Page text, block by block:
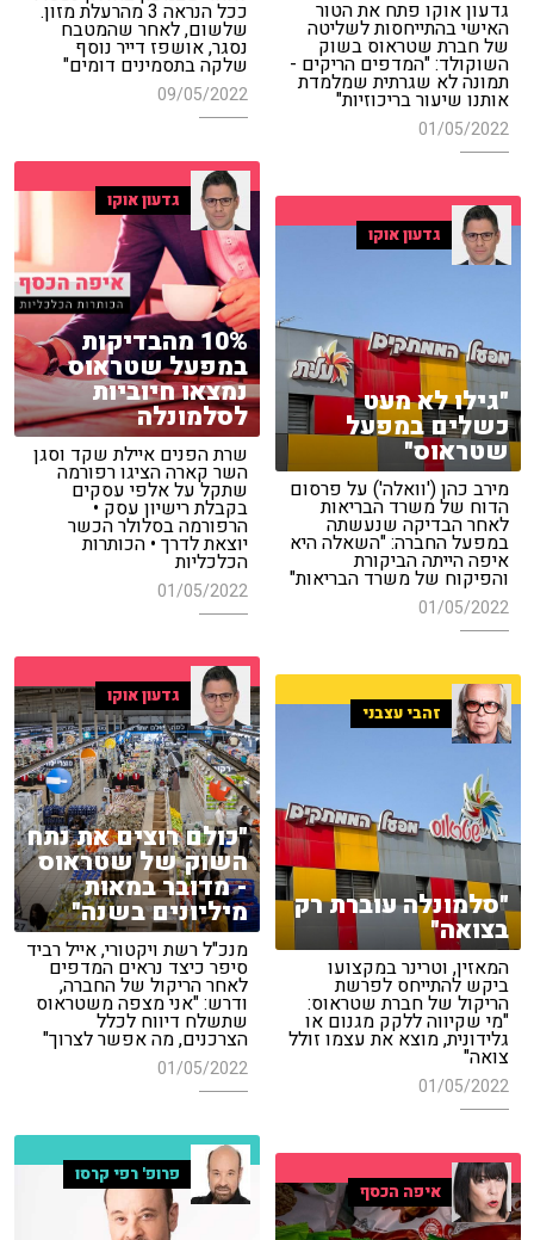
ככל הנראה 3 מהרעלת מזון.
שלשום, לאחר שהמטבח
נסגר, אושפז דייר נוסף
שלקה בתסמינים דומים"
09/05/2022
גדעון אוקו פתח את הטור
האישי בהתייחסות לשליטה
של חברת שטראוס בשוק
השוקולד: "המדפים הריקים -
תמונה לא שגרתית שמלמדת
אותנו שיעור בריכוזיות"
01/05/2022
גדעון אוקו
10% מהבדיקות
במפעל שטראוס
נמצאו חיוביות
לסלמונלה
שרת הפנים איילת שקד וסגן
השר קארה הציגו רפורמה
שתקל על אלפי עסקים
בקבלת רישיון עסק •
הרפורמה בסלולר הכשר
יוצאת לדרך • הכותרות
הכלכליות
01/05/2022
גדעון אוקו
"גילו לא מעט
כשלים במפעל
שטראוס"
מירב כהן ('וואלה') על פרסום
הדוח של משרד הבריאות
לאחר הבדיקה שנעשתה
במפעל החברה: "השאלה היא
איפה הייתה הביקורת
והפיקוח של משרד הבריאות"
01/05/2022
גדעון אוקו
"כולם רוצים את נתח
השוק של שטראוס
- מדובר במאות
מיליונים בשנה"
מנכ"ל רשת ויקטורי, אייל רביד
סיפר כיצד נראים המדפים
לאחר הריקול של החברה,
ודרש: "אני מצפה משטראוס
שתשלח דיווח לכלל
הצרכנים, מה אפשר לצרוך"
01/05/2022
זהבי עצבני
"סלמונלה עוברת רק
בצואה"
המאזין, וטרינר במקצועו
ביקש להתייחס לפרשת
הריקול של חברת שטראוס:
"מי שקיווה ללקק מגנום או
גלידונית, מוצא את עצמו זולל
צואה"
01/05/2022
פרופ' רפי קרסו
איפה הכסף